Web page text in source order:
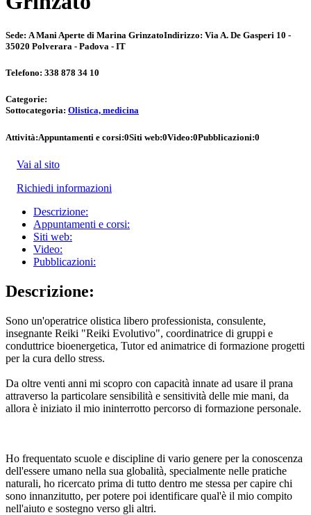
Sede: A Mani Aperte di Marina GrinzatoIndirizzo: Via A. De Gasperi 10 -
35020 Polverara - Padova - IT
Telefono: 338 878 34 10
Categorie:
Sottocategoria: Olistica, medicina
Attività:Appuntamenti e corsi:0Siti web:0Video:0Pubblicazioni:0
Vai al sito
Richiedi informazioni
Descrizione:
Appuntamenti e corsi:
Siti web:
Video:
Pubblicazioni:
Descrizione:
Sono un'operatrice olistica libero professionista, consulente,
insegnante Reiki "Reiki Evolutivo", coordinatrice di gruppi e
conduttrice bioenergetica, Tutor ed animatrice di formazione progetti
per la cura dello stress.
Da oltre venti anni mi scopro con capacità innate ad usare il prana
attraverso la particolare sensibilità e sensitività delle mie mani, da
allora è iniziato il mio ininterrotto percorso di formazione personale.
Ho frequentato scuole e discipline di vario genere per la conoscenza
dell'essere umano nella sua globalità, specialmente nelle pratiche
naturali, ho ricercato prima di tutto dentro me stessa per capire chi
sono innanzitutto, per potere poi identificare qual'è il mio compito
nell'aiuto e sostegno verso gli altri.